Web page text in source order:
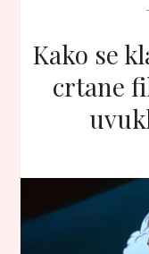
Kako se
crtane